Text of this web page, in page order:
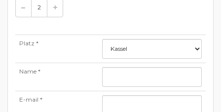
Platz *
Name *
E-mail *